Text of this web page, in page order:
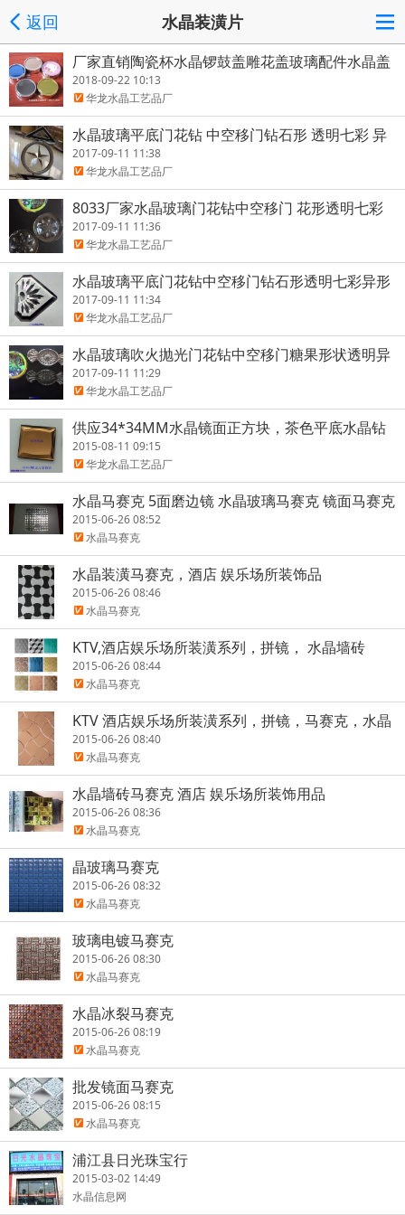
返回 水晶装潢片
厂家直销陶瓷杯水晶锣鼓盖雕花盖玻璃配件水晶盖
雅典盖双层杯盖
2018-09-22 10:13
华龙水晶工艺品厂
水晶玻璃平底门花钻 中空移门钻石形 透明七彩 异
形贴片
2017-09-11 11:38
华龙水晶工艺品厂
8033厂家水晶玻璃门花钻中空移门 花形透明七彩
异形贴片配件
2017-09-11 11:36
华龙水晶工艺品厂
水晶玻璃平底门花钻中空移门钻石形透明七彩异形
贴片吹火透亮
2017-09-11 11:34
华龙水晶工艺品厂
水晶玻璃吹火抛光门花钻中空移门糖果形状透明异
形门花钻贴
2017-09-11 11:29
华龙水晶工艺品厂
供应34*34MM水晶镜面正方块，茶色平底水晶钻
2015-08-11 09:15
华龙水晶工艺品厂
水晶马赛克 5面磨边镜 水晶玻璃马赛克 镜面马赛克
厂家
2015-06-26 08:52
水晶马赛克
水晶装潢马赛克，酒店 娱乐场所装饰品
2015-06-26 08:46
水晶马赛克
KTV,酒店娱乐场所装潢系列，拼镜， 水晶墙砖
2015-06-26 08:44
水晶马赛克
KTV 酒店娱乐场所装潢系列，拼镜，马赛克，水晶
墙砖
2015-06-26 08:40
水晶马赛克
水晶墙砖马赛克 酒店 娱乐场所装饰用品
2015-06-26 08:36
水晶马赛克
晶玻璃马赛克
2015-06-26 08:32
水晶马赛克
玻璃电镀马赛克
2015-06-26 08:30
水晶马赛克
水晶冰裂马赛克
2015-06-26 08:19
水晶马赛克
批发镜面马赛克
2015-06-26 08:15
水晶马赛克
浦江县日光珠宝行
2015-03-02 14:49
水晶信息网